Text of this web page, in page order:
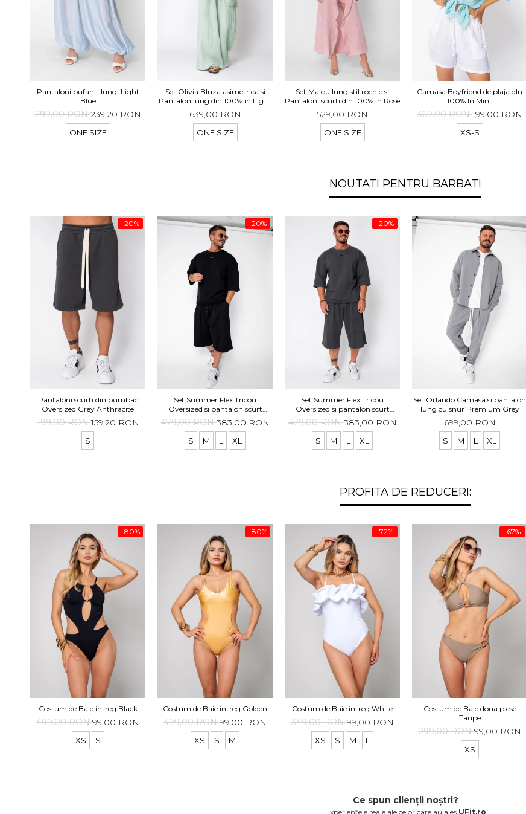
Pantaloni bufanti lungi Light
Blue
299,00 RON239,20 RON
ONE SIZE
Set Olivia Bluza asimetrica si
Pantalon lung din 100% in Light
639,00 RON
ONE SIZE
Set Maiou lung stil rochie si
Pantaloni scurti din 100% in Rose
529,00 RON
ONE SIZE
Camasa Boyfriend de plaja dIn
100% In Mint
369,00 RON199,00 RON
XS-S
NOUTATI PENTRU BARBATI
-20%
Pantaloni scurti din bumbac
Oversized Grey Anthracite
199,00 RON159,20 RON
S
-20%
Set Summer Flex Tricou
Oversized si pantalon scurt
Baggy Black
479,00 RON383,00 RON
S M L XL
-20%
Set Summer Flex Tricou
Oversized si pantalon scurt
Baggy Grey Anthracite
479,00 RON383,00 RON
S M L XL
Set Orlando Camasa si pantalon
lung cu snur Premium Grey
699,00 RON
S M L XL
PROFITA DE REDUCERI:
-80%
Costum de Baie intreg Black
499,00 RON99,00 RON
XS S
-80%
Costum de Baie intreg Golden
499,00 RON99,00 RON
XS S M
-72%
Costum de Baie intreg White
349,00 RON99,00 RON
XS S M L
-67%
Costum de Baie doua piese
Taupe
299,00 RON99,00 RON
XS
Ce spun clienții noștri?
Experiențele reale ale celor care au ales UFit.ro